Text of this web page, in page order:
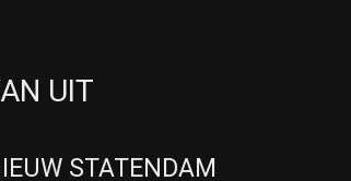
UIT
STATENDAM